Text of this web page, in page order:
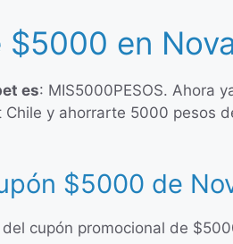
en
es: MIS5000PESOS. Ahora
y ahorrarte 5000 pesos
$5000 de
del cupón promocional de